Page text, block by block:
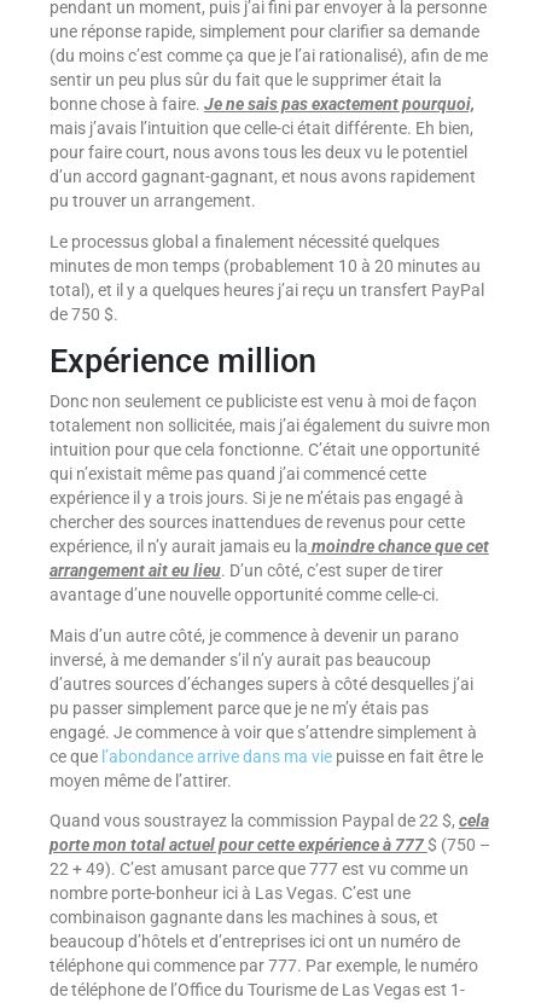
pendant un moment, puis j’ai fini par envoyer à la personne
une réponse rapide, simplement pour clarifier sa demande
(du moins c’est comme ça que je l’ai rationalisé), afin de me
sentir un peu plus sûr du fait que le supprimer était la
bonne chose à faire. Je ne sais pas exactement pourquoi,
mais j’avais l’intuition que celle-ci était différente. Eh bien,
pour faire court, nous avons tous les deux vu le potentiel
d’un accord gagnant-gagnant, et nous avons rapidement
pu trouver un arrangement.
Le processus global a finalement nécessité quelques
minutes de mon temps (probablement 10 à 20 minutes au
total), et il y a quelques heures j’ai reçu un transfert PayPal
de 750 $.
Expérience million
Donc non seulement ce publiciste est venu à moi de façon
totalement non sollicitée, mais j’ai également du suivre mon
intuition pour que cela fonctionne. C’était une opportunité
qui n’existait même pas quand j’ai commencé cette
expérience il y a trois jours. Si je ne m’étais pas engagé à
chercher des sources inattendues de revenus pour cette
expérience, il n’y aurait jamais eu la moindre chance que cet
arrangement ait eu lieu. D’un côté, c’est super de tirer
avantage d’une nouvelle opportunité comme celle-ci.
Mais d’un autre côté, je commence à devenir un parano
inversé, à me demander s’il n’y aurait pas beaucoup
d’autres sources d’échanges supers à côté desquelles j’ai
pu passer simplement parce que je ne m’y étais pas
engagé. Je commence à voir que s’attendre simplement à
ce que l’abondance arrive dans ma viepuisse en fait être le
moyen même de l’attirer.
Quand vous soustrayez la commission Paypal de 22 $, cela
porte mon total actuel pour cette expérience à 777 $ (750 –
22 + 49). C’est amusant parce que 777 est vu comme un
nombre porte-bonheur ici à Las Vegas. C’est une
combinaison gagnante dans les machines à sous, et
beaucoup d’hôtels et d’entreprises ici ont un numéro de
téléphone qui commence par 777. Par exemple, le numéro
de téléphone de l’Office du Tourisme de Las Vegas est 1-